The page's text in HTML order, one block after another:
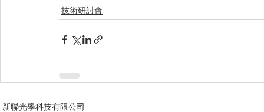
技術研討會
新聯光學科技有限公司